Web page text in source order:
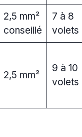
2,5 mm²
conseillé
7 à 8
volets
2,5 mm²
9 à 10
volets